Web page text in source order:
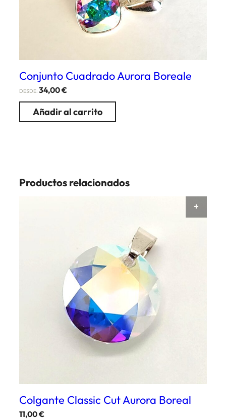
Conjunto Cuadrado Aurora Boreale
DESDE: 34,00€
Añadir al carrito
Productos relacionados
Colgante Classic Cut Aurora Boreal
11,00€